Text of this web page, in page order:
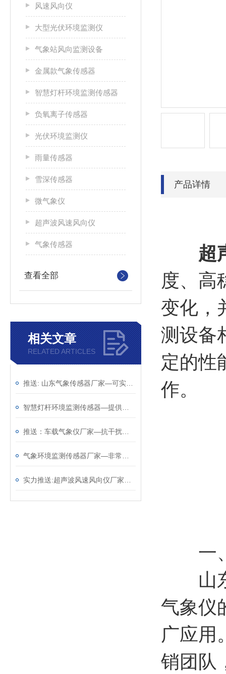
风速风向仪
大型光伏环境监测仪
气象站风向监测设备
金属款气象传感器
智慧灯杆环境监测传感器
负氧离子传感器
光伏环境监测仪
雨量传感器
雪深传感器
微气象仪
超声波风速风向仪
气象传感器
查看全部
相关文章
RELATED ARTICLES
产品详情
超
度、高
变化，
测设备
定的性
作。
一
山东
气象仪
广应用
销团队